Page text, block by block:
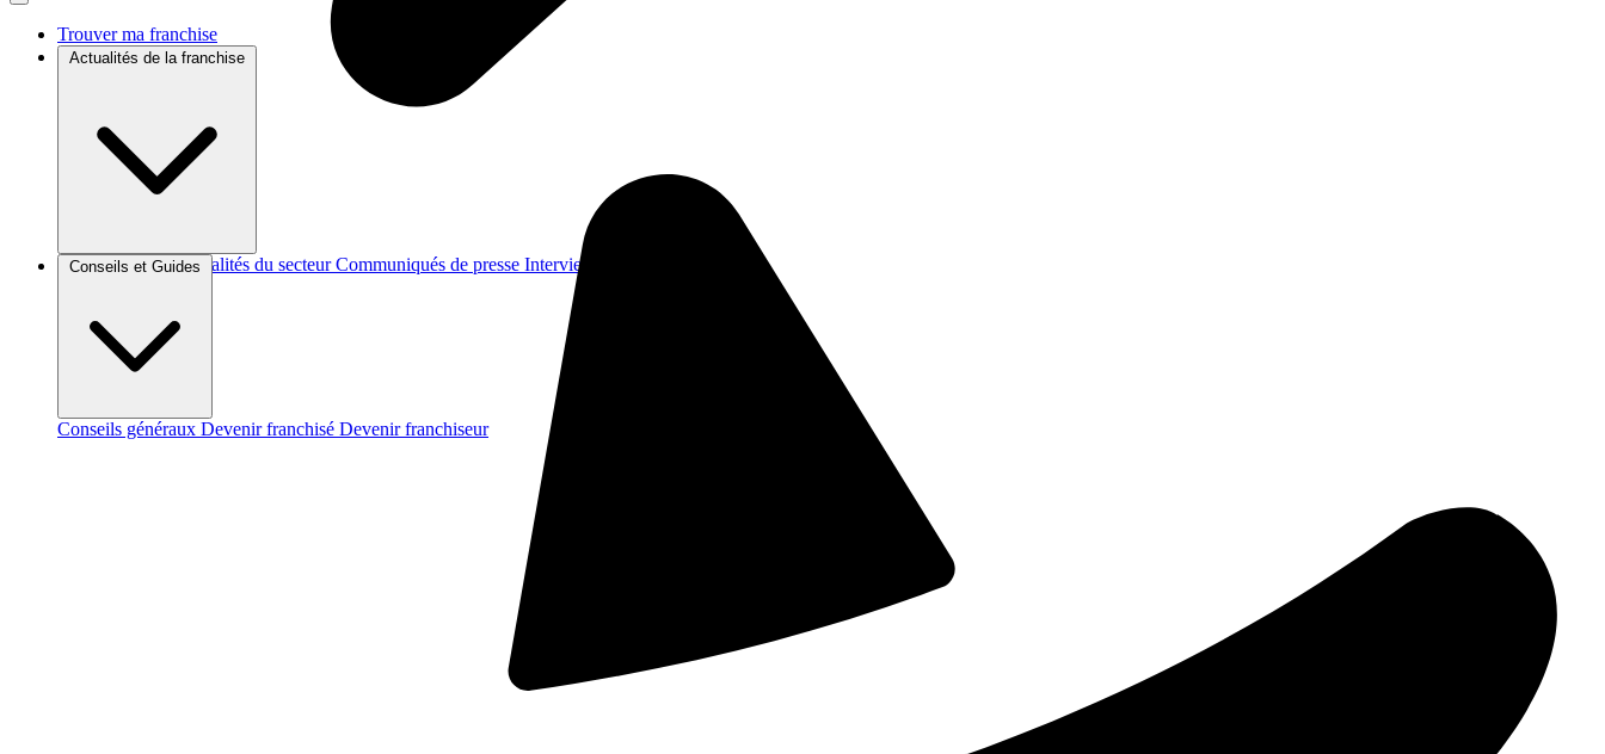
Trouver ma franchise
Actualités de la franchise
Brèves et actus Actualités du secteur Communiqués de presse Interviews
Conseils et Guides
Conseils généraux Devenir franchisé Devenir franchiseur